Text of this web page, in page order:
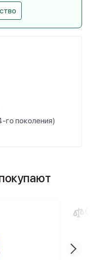
го поколения)